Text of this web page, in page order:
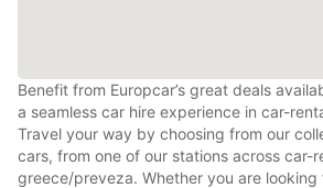
Benefit from Europcar’s great deals
a seamless car hire experience in car-
Travel your way by choosing from our
cars, from one of our stations across car-
greece/preveza. Whether you are